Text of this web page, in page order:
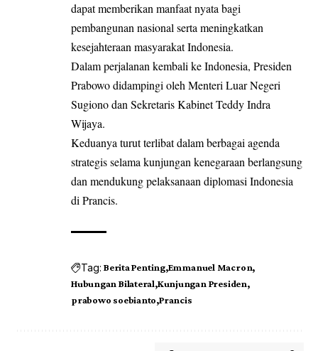
dapat memberikan manfaat nyata bagi
pembangunan nasional serta meningkatkan
kesejahteraan masyarakat Indonesia.
Dalam perjalanan kembali ke Indonesia, Presiden
Prabowo didampingi oleh Menteri Luar Negeri
Sugiono dan Sekretaris Kabinet Teddy Indra
Wijaya.
Keduanya turut terlibat dalam berbagai agenda
strategis selama kunjungan kenegaraan berlangsung
dan mendukung pelaksanaan diplomasi Indonesia
di Prancis.
Tag: Berita Penting Emmanuel Macron
Hubungan Bilateral Kunjungan Presiden
prabowo soebianto Prancis